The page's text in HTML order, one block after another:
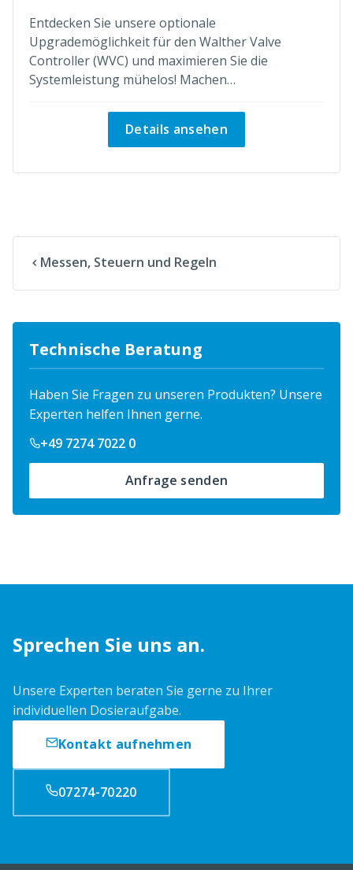
Messen, Steuern und Regeln
Technische Beratung
Haben Sie Fragen zu unseren Produkten? Unsere
Experten helfen Ihnen gerne.
+49 7274 7022 0
Anfrage senden
Entdecken Sie unsere optionale
Upgrademöglichkeit für den Walther Valve
Controller (WVC) und maximieren Sie die
Systemleistung mühelos! Machen…
Details ansehen
Sprechen Sie uns an.
Unsere Experten beraten Sie gerne zu Ihrer
individuellen Dosieraufgabe.
Kontakt aufnehmen
07274-70220